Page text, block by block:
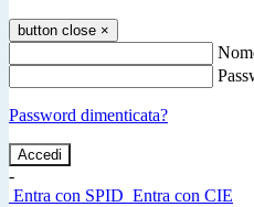
button close ×
Password dimenticata?
-
Entra con SPID Entra con CIE